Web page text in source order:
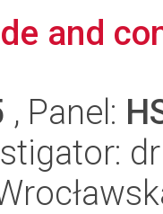
and
, Panel: